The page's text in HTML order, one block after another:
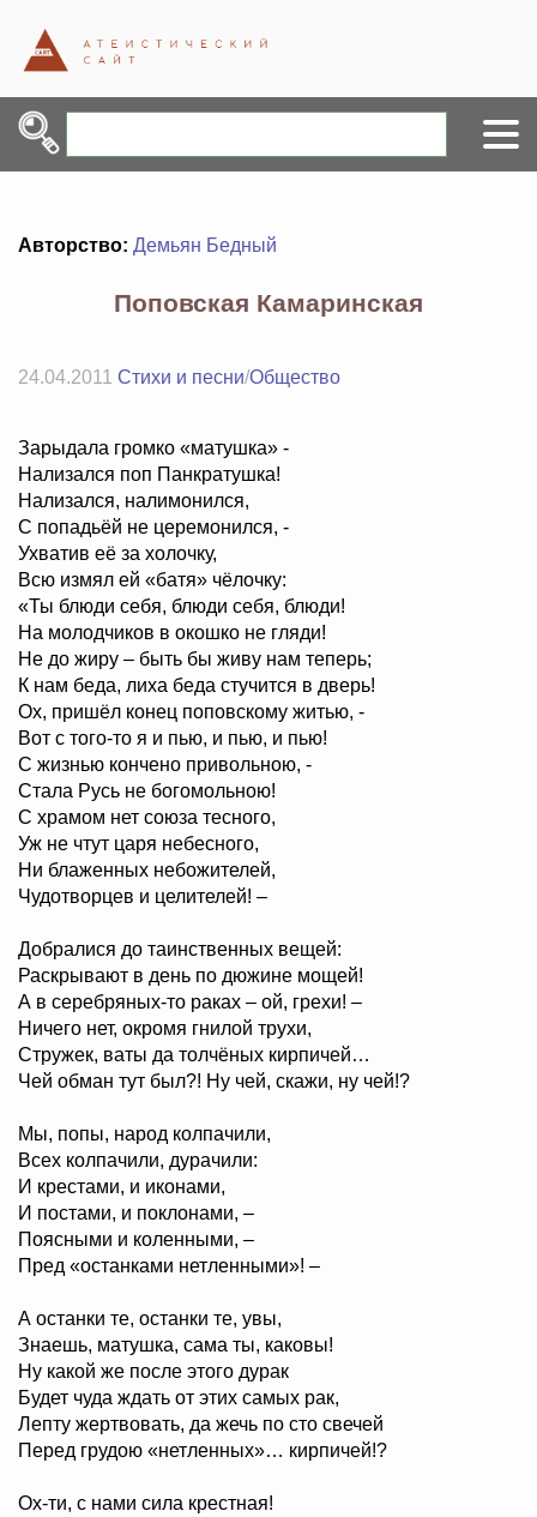
Авторство: Демьян Бедный
Поповская Камаринская
24.04.2011 Стихи и песни/Общество
Зарыдала громко «матушка» -
Нализался поп Панкратушка!
Нализался, налимонился,
С попадьёй не церемонился, -
Ухватив её за холочку,
Всю измял ей «батя» чёлочку:
«Ты блюди себя, блюди себя, блюди!
На молодчиков в окошко не гляди!
Не до жиру – быть бы живу нам теперь;
К нам беда, лиха беда стучится в дверь!
Ох, пришёл конец поповскому житью, -
Вот с того-то я и пью, и пью, и пью!
С жизнью кончено привольною, -
Стала Русь не богомольною!
С храмом нет союза тесного,
Уж не чтут царя небесного,
Ни блаженных небожителей,
Чудотворцев и целителей! –
Добралися до таинственных вещей:
Раскрывают в день по дюжине мощей!
А в серебряных-то раках – ой, грехи! –
Ничего нет, окромя гнилой трухи,
Стружек, ваты да толчёных кирпичей…
Чей обман тут был?! Ну чей, скажи, ну чей!?
Мы, попы, народ колпачили,
Всех колпачили, дурачили:
И крестами, и иконами,
И постами, и поклонами, –
Поясными и коленными, –
Пред «останками нетленными»! –
А останки те, останки те, увы,
Знаешь, матушка, сама ты, каковы!
Ну какой же после этого дурак
Будет чуда ждать от этих самых рак,
Лепту жертвовать, да жечь по сто свечей
Перед грудою «нетленных»… кирпичей!?
Ох-ти, с нами сила крестная!